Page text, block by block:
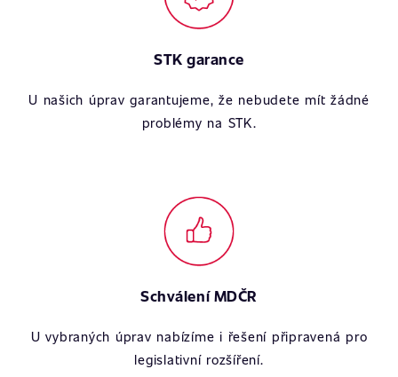
STK garance
U našich úprav garantujeme, že nebudete mít žádné
problémy na STK.
Schválení MDČR
U vybraných úprav nabízíme i řešení připravená pro
legislativní rozšíření.